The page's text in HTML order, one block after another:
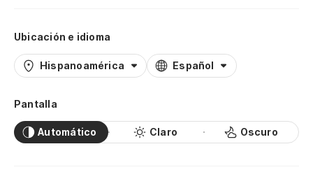
Ubicación e idioma
Hispanoamérica Español
Pantalla
Automático Claro Oscuro